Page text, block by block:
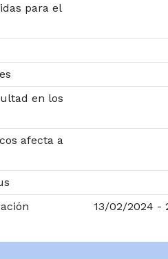
para el
en los
afecta a
13/02/2024 -